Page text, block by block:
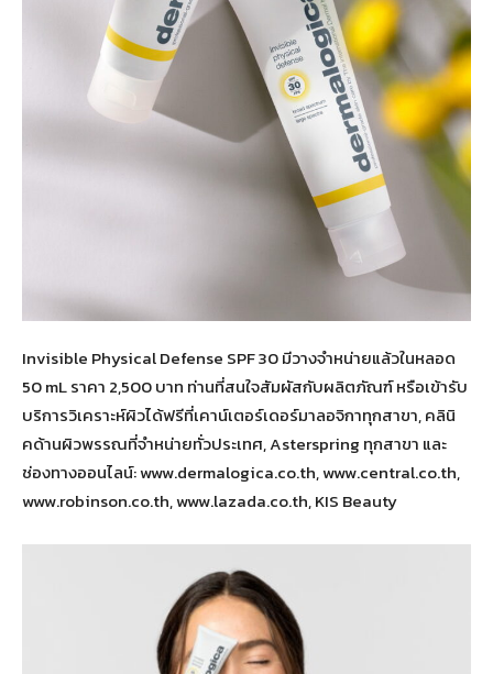
Invisible Physical Defense SPF 30 มีวางจำหน่ายแล้วในหลอด
50 mL ราคา 2,500 บาท ท่านที่สนใจสัมผัสกับผลิตภัณฑ์ หรือเข้ารับ
บริการวิเคราะห์ผิวได้ฟรีที่เคาน์เตอร์เดอร์มาลอจิกาทุกสาขา, คลินิ
คด้านผิวพรรณที่จำหน่ายทั่วประเทศ, Asterspring ทุกสาขา และ
ช่องทางออนไลน์: www.dermalogica.co.th, www.central.co.th,
www.robinson.co.th, www.lazada.co.th, KIS Beauty